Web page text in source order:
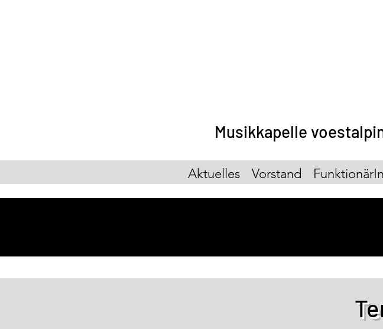
Musikkapelle
Aktuelles Vorstand